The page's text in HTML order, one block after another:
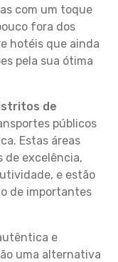
com um toque
fora dos
hotéis que ainda
pela sua ótima
de
públicos
Estas áreas
de excelência,
e estão
de importantes
e
uma alternativa